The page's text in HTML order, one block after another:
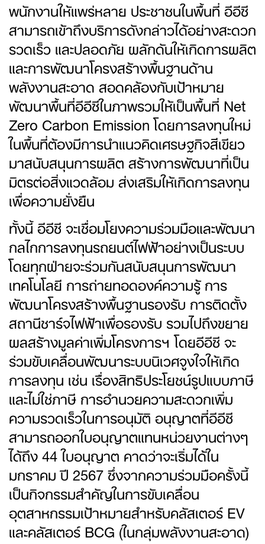
พนักงานให้แพร่หลาย ประชาชนในพื้นที่ อีอีซี
สามารถเข้าถึงบริการดังกล่าวได้อย่างสะดวก
รวดเร็ว และปลอดภัย ผลักดันให้เกิดการผลิต
และการพัฒนาโครงสร้างพื้นฐานด้าน
พลังงานสะอาด สอดคล้องกับเป้าหมาย
พัฒนาพื้นที่อีอีซีในภาพรวมให้เป็นพื้นที่ Net
Zero Carbon Emission โดยการลงทุนใหม่
ในพื้นที่ต้องมีการนำแนวคิดเศรษฐกิจสีเขียว
มาสนับสนุนการผลิต สร้างการพัฒนาที่เป็น
มิตรต่อสิ่งแวดล้อม ส่งเสริมให้เกิดการลงทุน
เพื่อความยั่งยืน
ทั้งนี้ อีอีซี จะเชื่อมโยงความร่วมมือและพัฒนา
กลไกการลงทุนรถยนต์ไฟฟ้าอย่างเป็นระบบ
โดยทุกฝ่ายจะร่วมกันสนับสนุนการพัฒนา
เทคโนโลยี การถ่ายทอดองค์ความรู้ การ
พัฒนาโครงสร้างพื้นฐานรองรับ การติดตั้ง
สถานีชาร์จไฟฟ้าเพื่อรองรับ รวมไปถึงขยาย
ผลสร้างมูลค่าเพิ่มโครงการฯ โดยอีอีซี จะ
ร่วมขับเคลื่อนพัฒนาระบบนิเวศจูงใจให้เกิด
การลงทุน เช่น เรื่องสิทธิประโยชน์รูปแบบภาษี
และไม่ใช่ภาษี การอำนวยความสะดวกเพิ่ม
ความรวดเร็วในการอนุมัติ อนุญาตที่อีอีซี
สามารถออกใบอนุญาตแทนหน่วยงานต่างๆ
ได้ถึง 44 ใบอนุญาต คาดว่าจะเริ่มได้ใน
มกราคม ปี 2567 ซึ่งจากความร่วมมือครั้งนี้
เป็นกิจกรรมสำคัญในการขับเคลื่อน
อุตสาหกรรมเป้าหมายสำหรับคลัสเตอร์ EV
และคลัสเตอร์ BCG (ในกลุ่มพลังงานสะอาด)